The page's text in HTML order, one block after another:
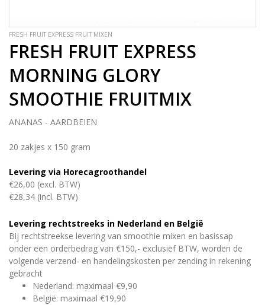
FRESH FRUIT EXPRESS FRUIT MIXEN
FRESH FRUIT EXPRESS
MORNING GLORY
SMOOTHIE FRUITMIX
ANANAS - AARDBEIEN
20 zakjes x 150 gram
Levering via Horecagroothandel
€26,00 (excl. BTW)
€28,34 (incl. BTW)
Levering rechtstreeks in Nederland en België
Bij rechtstreekse levering van smoothie mixen en basissap
onder een orderbedrag van €150,- exclusief BTW, worden de
volgende verzend- en handelingskosten per zending in rekening
gebracht
Nederland: maximaal €9,90
België: maximaal €19,90